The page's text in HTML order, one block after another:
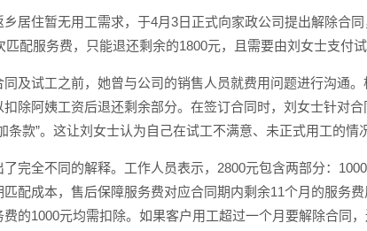
居住暂无用工需求，于4月3日正式向家政公司提出解除合
匹配服务费，只能退还剩余的1800元，且需要由刘女士支付
及试工之前，她曾与公司的销售人员就费用问题进行沟通
除阿姨工资后退还剩余部分。在签订合同时，刘女士针对
条款”。这让刘女士认为自己在试工不满意、未正式用工的情
完全不同的解释。工作人员表示，2800元包含两部分：
配成本，售后保障服务费对应合同期内剩余11个月的服务
的1000元均需扣除。如果客户用工超过一个月要解除合同